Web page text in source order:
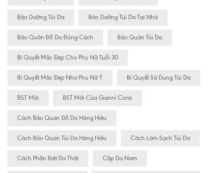
Bảo Dưỡng Túi Da Bảo Dưỡng Túi Da Tại Nhà
Bảo Quản Đồ Da Đúng Cách Bảo Quản Túi Da
Bí Quyết Mặc Đẹp Cho Phụ Nữ Tuổi 30
Bí Quyết Mặc Đẹp Như Phụ Nữ Ý Bí Quyết Sử Dụng Túi Da
BST Mới BST Mới Của Gianni Conti
Cách Bảo Quan Đồ Da Hàng Hiệu
Cách Bảo Quan Túi Da Hàng Hiệu Cách Làm Sạch Túi Da
Cách Phân Biệt Da Thật Cặp Da Nam